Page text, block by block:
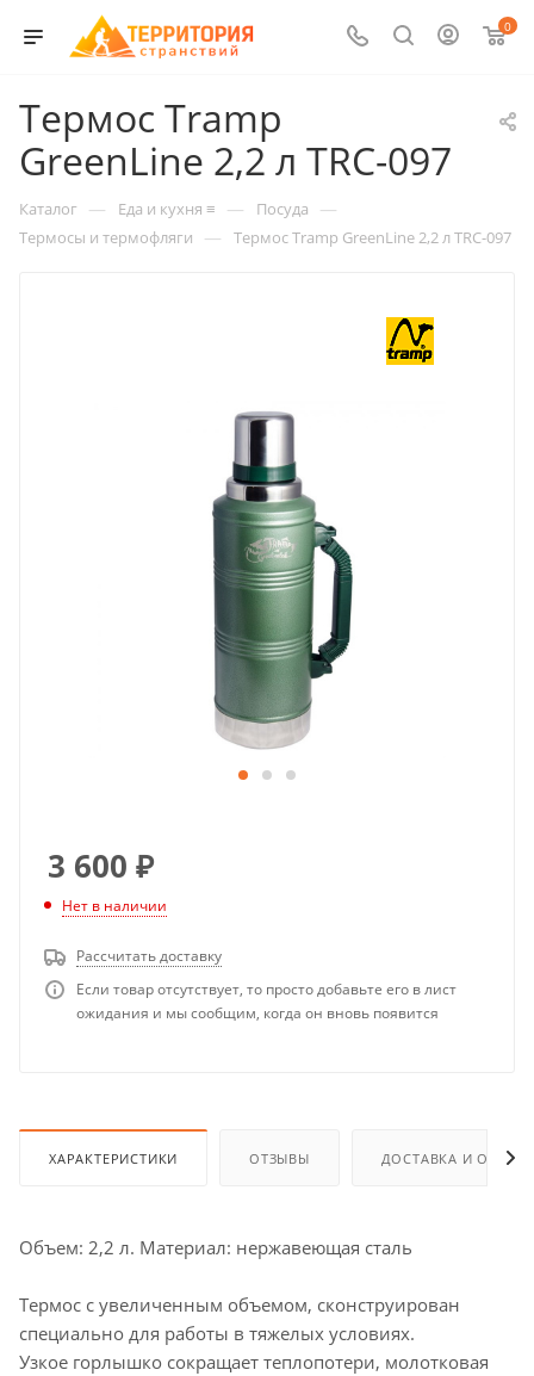
0
Термос Tramp
GreenLine 2,2 л TRC-097
Каталог — Еда и кухня ≡ — Посуда —
Термосы и термофляги — Термос Tramp GreenLine 2,2 л TRC-097
3 600 ₽
Нет в наличии
Рассчитать доставку
Если товар отсутствует, то просто добавьте его в лист
ожидания и мы сообщим, когда он вновь появится
ХАРАКТЕРИСТИКИ ОТЗЫВЫ ДОСТАВКА И
Объем: 2,2 л. Материал: нержавеющая сталь
Термос с увеличенным объемом, сконструирован
специально для работы в тяжелых условиях.
Узкое горлышко сокращает теплопотери, молотковая